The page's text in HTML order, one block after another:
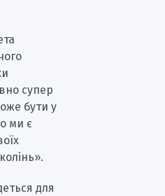
супер
бути у
ми є
для